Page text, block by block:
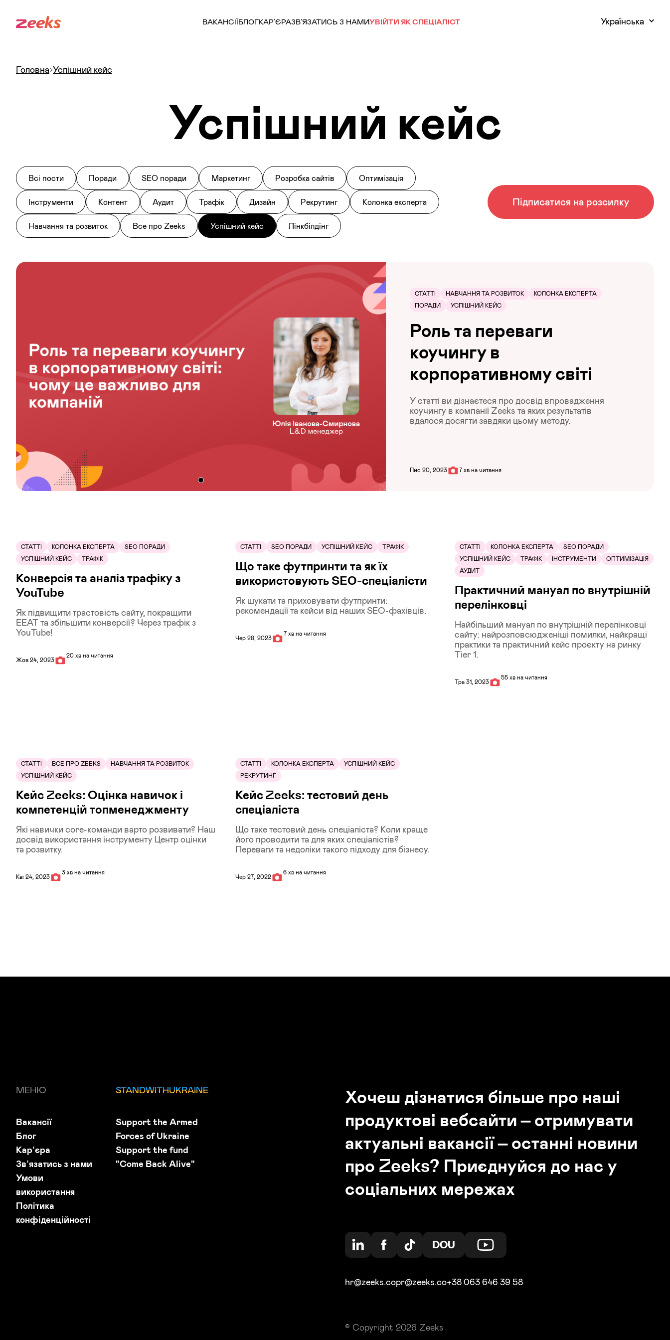
ВАКАНСІЇБЛОГКАР’ЄРАЗВ’ЯЗАТИСЬ З НАМИУВІЙТИ ЯК СПЕЦІАЛІСТ Українська
Головна Успішний кейс
Успішний кейс
Підписатися на розсилку
Всі пости Поради SEO поради Маркетинг Розробка сайтів Оптимізація
Інструменти Контент Аудит Трафік Дизайн Рекрутинг Колонка експерта
Навчання та розвиток Все про Zeeks Успішний кейс Лінкбілдінг
СТАТТІ НАВЧАННЯ ТА РОЗВИТОК
КОЛОНКА ЕКСПЕРТА
ПОРАДИ
УСПІШНИЙ КЕЙС
Роль та переваги
коучингу в
корпоративному світі
У статті ви дізнаєтеся про досвід впровадження
коучингу в компанії Zeeks та яких результатів
вдалося досягти завдяки цьому методу.
Лис 20, 2023 7 хв на читання
Конверсія та аналіз трафіку з
YouTube
Як підвищити трастовість сайту, покращити
EEAT та збільшити конверсії? Через трафік з
YouTube!
Жов 24, 2023 20 хв на читання
СТАТТІ КОЛОНКА ЕКСПЕРТА
SEO ПОРАДИ
УСПІШНИЙ КЕЙС
ТРАФІК
Що таке футпринти та як їх
використовують SEO-спеціалісти
Як шукати та приховувати футпринти:
рекомендації та кейси від наших SEO-фахівців.
Чер 28, 2023 7 хв на читання
СТАТТІ SEO ПОРАДИ УСПІШНИЙ КЕЙС ТРАФІК
Практичний мануал по внутрішній
перелінковці
Найбільший мануал по внутрішній перелінковці
сайту: найрозповсюдженіші помилки, найкращі
практики та практичний кейс проєкту на ринку
Tier 1.
Тра 31, 2023 55 хв на читання
СТАТТІ КОЛОНКА ЕКСПЕРТА
SEO ПОРАДИ
УСПІШНИЙ КЕЙС
ТРАФІК ІНСТРУМЕНТИ
ОПТИМІЗАЦІЯ
АУДИТ
Кейс Zeeks: Оцінка навичок і
компетенцій топменеджменту
Які навички core-команди варто розвивати? Наш
досвід використання інструменту Центр оцінки
та розвитку.
Кві 24, 2023 3 хв на читання
СТАТТІ ВСЕ ПРО ZEEKS
НАВЧАННЯ ТА РОЗВИТОК
УСПІШНИЙ КЕЙС
Кейс Zeeks: тестовий день
спеціаліста
Що таке тестовий день спеціаліста? Коли краще
його проводити та для яких спеціалістів?
Переваги та недоліки такого підходу для бізнесу.
Чер 27, 2022 6 хв на читання
СТАТТІ КОЛОНКА ЕКСПЕРТА
УСПІШНИЙ КЕЙС
РЕКРУТИНГ
Хочеш дізнатися більше про наші
продуктові вебсайти – отримувати
актуальні вакансії – останні новини
про Zeeks? Приєднуйся до нас у
соціальних мережах
hr@zeeks.copr@zeeks.co+38 063 646 39 58
МЕНЮ
Вакансії
Блог
Кар’єра
Зв’язатись з нами
Умови
використання
Політика
конфіденційності
STANDWITHUKRAINE
Support the Armed
Forces of Ukraine
Support the fund
"Come Back Alive"
© Copyright 2026 Zeeks